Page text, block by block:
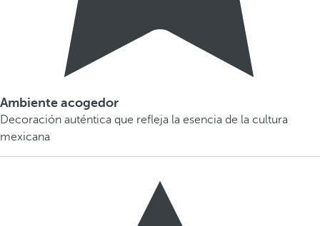
Ambiente acogedor
Decoración auténtica que refleja la esencia de la cultura
mexicana